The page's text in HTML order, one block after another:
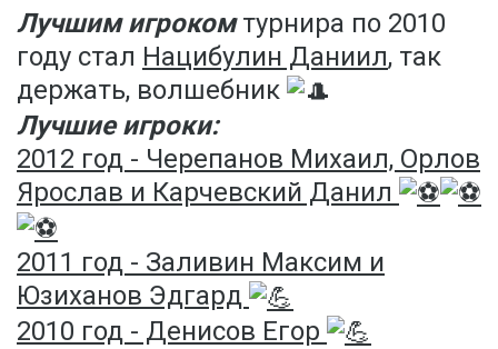
Лучшим игрокомтурнира по 2010
году стал Нацибулин Даниил, так
держать, волшебник
Лучшие игроки:
2012 год - Черепанов Михаил, Орлов
Ярослав и Карчевский Данил
2011 год - Заливин Максим и
Юзиханов Эдгард
2010 год - Денисов Егор